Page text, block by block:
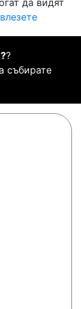
да видят
?
събирате